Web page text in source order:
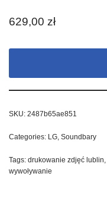
629,00 zł
SKU: 2487b65ae851
Categories: LG Soundbary
Tags: drukowanie zdjęć lublin
wywoływanie